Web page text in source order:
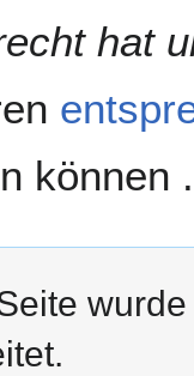
hat
können